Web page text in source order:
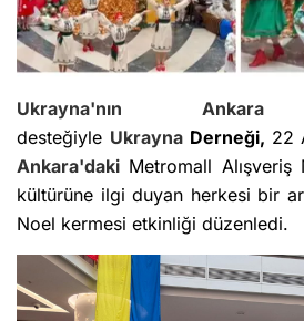
Ukrayna'nın Ankara
desteğiyle UkraynaDerneği, 22
Ankara'daki Metromall Alışveriş
kültürüne ilgi duyan herkesi bir
Noel kermesi etkinliği düzenledi.